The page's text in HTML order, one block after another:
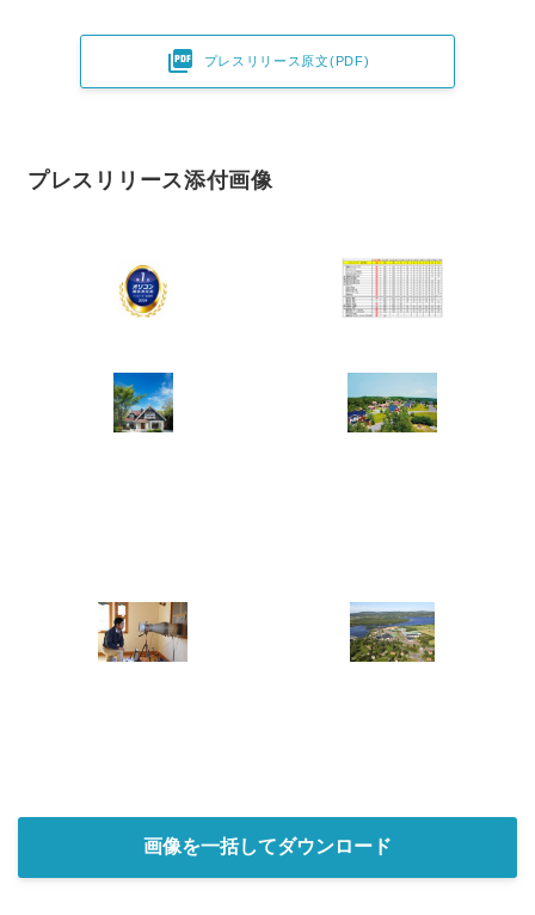
 プレスリリース原文(PDF)
プレスリリース添付画像
画像を一括してダウンロード